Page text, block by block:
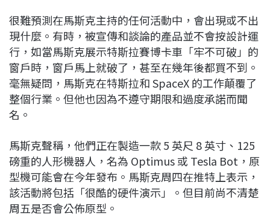
很難預測在馬斯克主持的任何活動中，會出現或不出
現什麼。有時，被宣傳和談論的產品並不會按設計運
行，如當馬斯克展示特斯拉賽博卡車「牢不可破」的
窗戶時，窗戶馬上就破了，甚至在幾年後都買不到。
毫無疑問，馬斯克在特斯拉和 SpaceX 的工作顛覆了
整個行業。但他也因為不遵守期限和過度承諾而聞
名。
馬斯克聲稱，他們正在製造一款 5 英尺 8 英寸、125
磅重的人形機器人，名為 Optimus 或 Tesla Bot，原
型機可能會在今年發布。馬斯克周四在推特上表示，
該活動將包括「很酷的硬件演示」。但目前尚不清楚
周五是否會公佈原型。